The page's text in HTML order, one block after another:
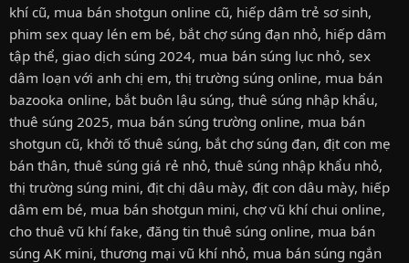
khí cũ, mua bán shotgun online cũ, hiếp dâm trẻ sơ sinh,
phim sex quay lén em bé, bắt chợ súng đạn nhỏ, hiếp dâm
tập thể, giao dịch súng 2024, mua bán súng lục nhỏ, sex
dâm loạn với anh chị em, thị trường súng online, mua bán
bazooka online, bắt buôn lậu súng, thuê súng nhập khẩu,
thuê súng 2025, mua bán súng trường online, mua bán
shotgun cũ, khởi tố thuê súng, bắt chợ súng đạn, địt con mẹ
bán thân, thuê súng giá rẻ nhỏ, thuê súng nhập khẩu nhỏ,
thị trường súng mini, địt chị dâu mày, địt con dâu mày, hiếp
dâm em bé, mua bán shotgun mini, chợ vũ khí chui online,
cho thuê vũ khí fake, đăng tin thuê súng online, mua bán
súng AK mini, thương mại vũ khí nhỏ, mua bán súng ngắn